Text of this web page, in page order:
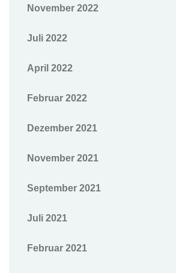
November 2022
Juli 2022
April 2022
Februar 2022
Dezember 2021
November 2021
September 2021
Juli 2021
Februar 2021